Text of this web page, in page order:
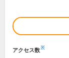
アクセス数※